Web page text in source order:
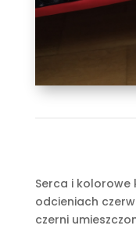
Serca i kolorowe
odcieniach
czerni